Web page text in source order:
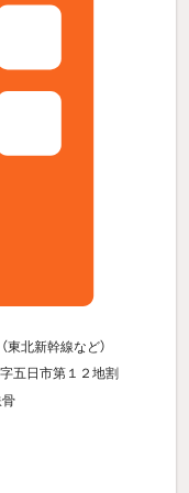
東北新幹線など）
五日市第１２地割